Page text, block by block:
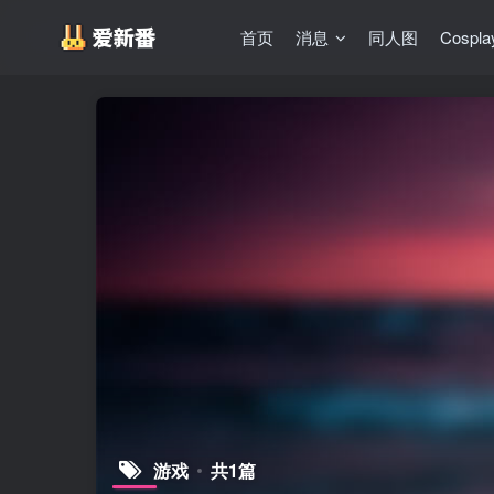
首页 消息 同人图
游戏 共1篇